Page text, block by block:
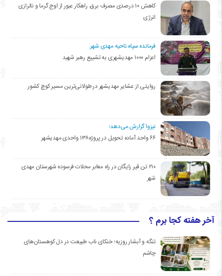
کاهش ۱۰ درصدی مصرف برق، راهکار عبور از اوج گرما و ناترازی
انرژی
فرمانده سپاه ناحیه مهدی شهر:
اعزام ۱۰۰۰ مهدیشهری به تشییع رهبر شهید
روایتی از عشایر مهدیشهر در طولانی‌ترین مسیر کوچ کشور
نیزوا گزارش می‌دهد؛
۶۶ واحد آماده تحویل در پروژه۱۳۸ واحدی مهدیشهر
۲۱۰ تن قیر رایگان در راه معابر محلات فرسوده شهرستان مهدی
شهر
آخر هفته کجا برم ؟
تنگه و آبشار روزیه؛ خنکای ناب طبیعت در دل کوهستان‌های
چاشم